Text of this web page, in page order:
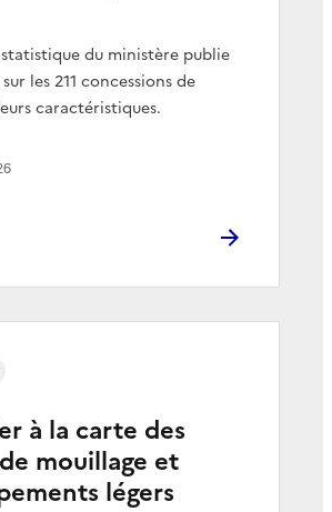
statistique du ministère publie
les 211 concessions de
caractéristiques.
à la carte des
mouillage et
légers